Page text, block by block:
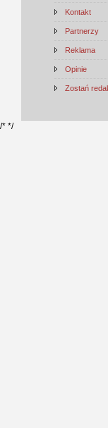
Kontakt
Partnerzy
Reklama
Opinie
Zostań
/* */